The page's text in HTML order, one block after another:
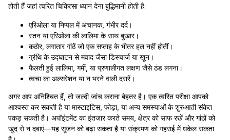
होती हैं जहां त्वरित चिकित्सा ध्यान देना बुद्धिमानी होती है:
एरिओला या निप्पल में अचानक, गंभीर दर्द।
स्तन या एरिओला की लालिमा के साथ बुखार।
कठोर, लगातार गांठें जो एक सप्ताह के भीतर हल नहीं होतीं।
ग्रंथि के उद्घाटन से मवाद जैसा डिस्चार्ज या खून।
फैलती हुई लालिमा, गर्मी, या प्रणालीगत लक्षण जैसे ठंड लगना।
त्वचा का अल्सरेशन या न भरने वाली दरारें।
अगर आप अनिश्चित हैं, तो जल्दी जांच कराना बेहतर है। एक त्वरित परीक्षा आपको
आश्वस्त कर सकती है या मास्टाइटिस, फोड़ा, या अन्य समस्याओं के शुरुआती संकेत
पकड़ सकती है। अपॉइंटमेंट का इंतजार करते समय, क्षेत्र को साफ रखें और गांठों को
खुद से न दबाएं—यह सूजन को बढ़ा सकता है या संक्रमण को गहराई में धकेल सकता